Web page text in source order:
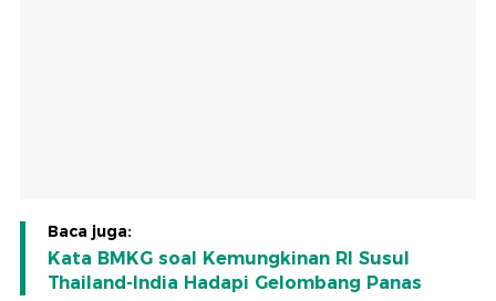
Baca juga:
Kata BMKG soal Kemungkinan RI Susul
Thailand-India Hadapi Gelombang Panas